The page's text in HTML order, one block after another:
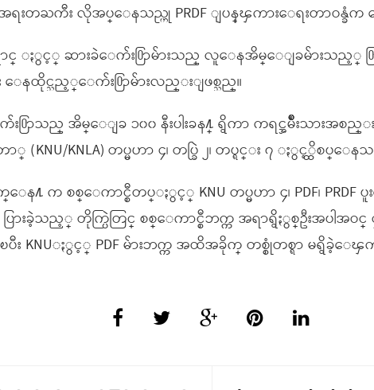
ေရးတႀကီး လိုအပ္ေနသည္ဟု PRDF ျပန္ၾကားေရးတာဝန္ခံ
င္ ႏွင့္ ဆားခဲေက်း႐ြာမ်ားသည္ လူေနအိမ္ေျခမ်ားသည့္ ႐ြ
ေနထိုင္သည့္ေက်း႐ြာမ်ားလည္းျဖစ္သည္။
႐ြာသည္ အိမ္ေျခ ၁၀၀ နီးပါးခန႔္ ရွိကာ ကရင္အမ်ိဳးသားအစည္
(KNU/KNLA) တပ္မဟာ ၄၊ တပ္ခြဲ ၂၊ တပ္ရင္း ၇ ႏွင့္ထိစပ္ေ
ေန႔ က စစ္ေကာင္စီတပ္ႏွင့္ KNU တပ္မဟာ ၄၊ PDF၊ PRDF
ြားခဲ့သည့္ တိုက္ပြဲတြင္ စစ္ေကာင္စီဘက္က အရာရွိႏွစ္ဦးအပါအဝ
ပီး KNUႏွင့္ PDF မ်ားဘက္က အထိအခိုက္ တစ္စုံတစ္ရာ မရွိခဲ့ေ